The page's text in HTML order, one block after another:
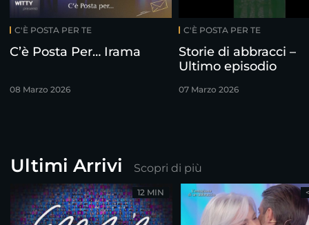
C'È POSTA PER TE
C’è Posta Per… Irama
08 Marzo 2026
C'È POSTA PER TE
Storie di abbracci –
Ultimo episodio
07 Marzo 2026
Ultimi Arrivi Scopri di più
12 MIN